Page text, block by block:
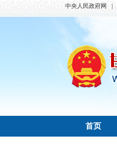
中央人民政府网
首页